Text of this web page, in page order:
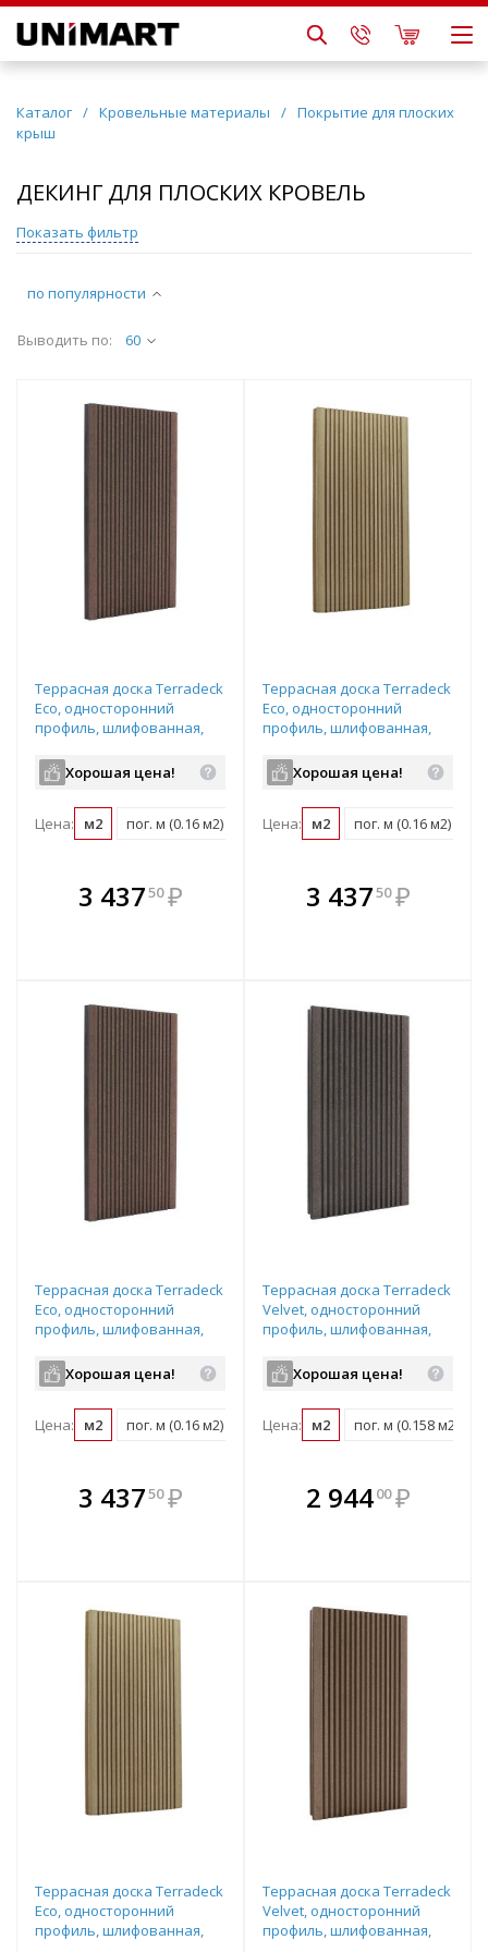
Каталог / Кровельные материалы / Покрытие для плоских
крыш
ДЕКИНГ ДЛЯ ПЛОСКИХ КРОВЕЛЬ
по популярности
Выводить по: 60
Террасная доска Terradeck
Eco, односторонний
профиль, шлифованная,
цвет: коричневый
Хорошая цена!
Цена: м2 пог. м (0.16 м2) шт (0.93 м2)
3 43750 ₽
В комплекте
всегда выгоднее!
Террасная доска Terradeck
Eco, односторонний
профиль, шлифованная,
цвет: натур
Хорошая цена!
Цена: м2 пог. м (0.16 м2)
В комплекте
всегда выгоднее!
3 43750 ₽
Террасная доска Terradeck
Eco, односторонний
профиль, шлифованная,
цвет: коричневый
Хорошая цена!
Цена: м2 пог. м (0.16 м2) шт (0.46 м2)
3 43750 ₽
В комплекте
всегда выгоднее!
Террасная доска Terradeck
Velvet, односторонний
профиль, шлифованная,
цвет: коричневый
Хорошая цена!
Цена: м2 пог. м (0.158 м2)
В комплекте
всегда выгоднее!
2 94400 ₽
Террасная доска Terradeck
Eco, односторонний
профиль, шлифованная,
Террасная доска Terradeck
Velvet, односторонний
профиль, шлифованная,
Показать фильтр